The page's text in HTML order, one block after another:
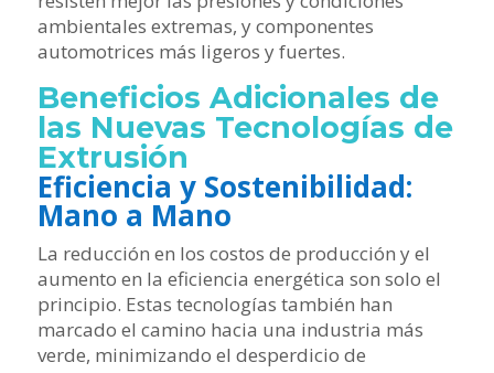
ambientales extremas, y componentes
automotrices más ligeros y fuertes.
Beneficios Adicionales de
las Nuevas Tecnologías de
Extrusión
Eficiencia y Sostenibilidad:
Mano a Mano
La reducción en los costos de producción y el
aumento en la eficiencia energética son solo el
principio. Estas tecnologías también han
marcado el camino hacia una industria más
verde, minimizando el desperdicio de